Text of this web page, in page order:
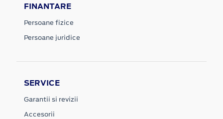
FINANTARE
Persoane fizice
Persoane juridice
SERVICE
Garantii si revizii
Accesorii